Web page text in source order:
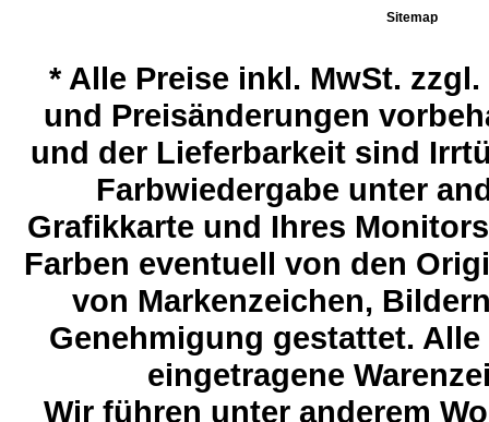
Sitemap
*Alle Preise inkl. MwSt.
und Preisänderungen
und der Lieferbarkeit sind
Farbwiedergabe unter
Grafikkarte und Ihres
Farben eventuell von den
von Markenzeichen,
Genehmigung gestattet.
eingetragene
Wir führen unter anderem